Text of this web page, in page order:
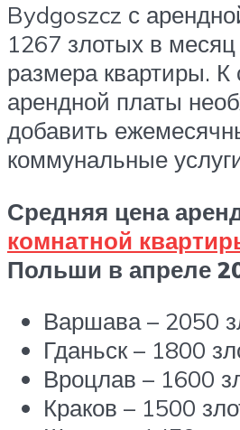
Bydgoszcz с
1267 злотых в месяц
размера квартиры.
арендной платы
добавить
коммунальные
Средняя цена
комнатной
Польши в апреле
Варшава – 2050
Гданьск – 1800
Вроцлав – 1600
Краков – 1500